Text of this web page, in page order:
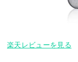
楽天レビューを見る